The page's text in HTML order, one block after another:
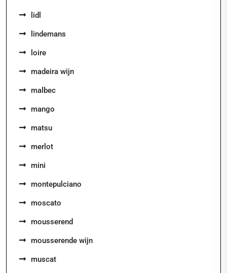
lidl
lindemans
loire
madeira wijn
malbec
mango
matsu
merlot
mini
montepulciano
moscato
mousserend
mousserende wijn
muscat